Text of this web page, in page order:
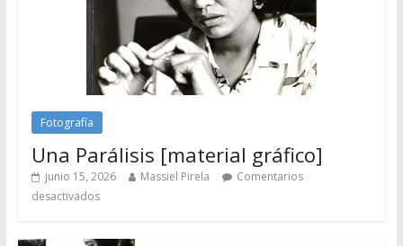
Fotografía
Una Parálisis [material gráfico]
junio 15, 2026 Massiel Pirela
Comentarios
desactivados